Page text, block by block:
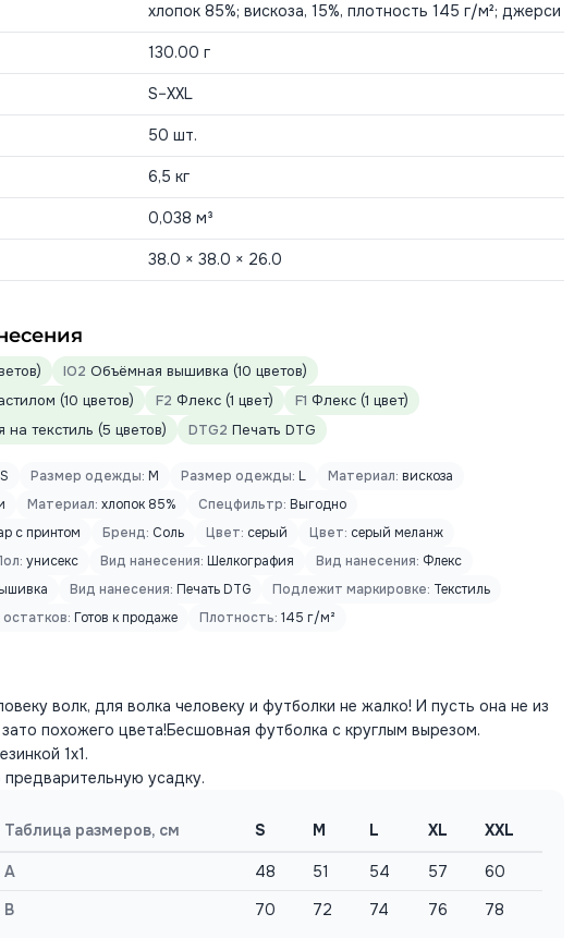
хлопок 85%; вискоза, 15%, плотность 145 г/м²; джерси
130.00 г
S–XXL
50 шт.
6,5 кг
0,038 м³
38.0 × 38.0 × 26.0
IO2 Объёмная вышивка (10 цветов)
(10 цветов) F2 Флекс (1 цвет) F1 Флекс (1 цвет)
текстиль (5 цветов) DTG2 Печать DTG
S Размер одежды: M Размер одежды: L Материал: вискоза
Материал: хлопок 85% Спецфильтр: Выгодно
с принтом Бренд: Соль Цвет: серый Цвет: серый меланж
унисекс Вид нанесения: Шелкография Вид нанесения: Флекс
Вид нанесения: Печать DTG Подлежит маркировке: Текстиль
Готов к продаже Плотность: 145 г/м²
волк, для волка человеку и футболки не жалко! И пусть она не из
похожего цвета!Бесшовная футболка с круглым вырезом.
1х1.
усадку.
Таблица размеров, см S M L XL XXL
A 48 51 54 57
60
B
70 72 74 76 78